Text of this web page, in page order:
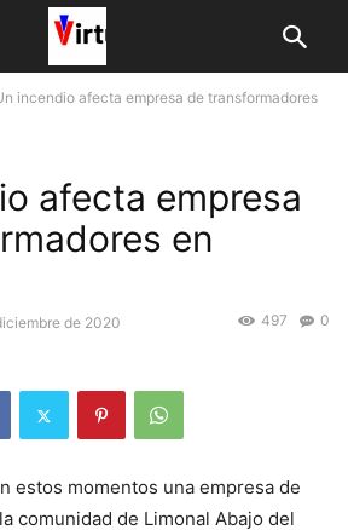
incendio afecta empresa de transformadores
afecta empresa
en
de 2020 0
497
estos momentos una empresa de
comunidad de Limonal Abajo del